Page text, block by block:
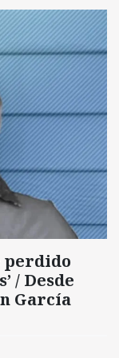
perdido
/ Desde
García